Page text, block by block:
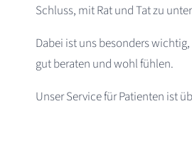
Schluss, mit Rat und Tat zu
Dabei ist uns besonders
gut beraten und wohl fühlen.
Unser Service für Patienten ist